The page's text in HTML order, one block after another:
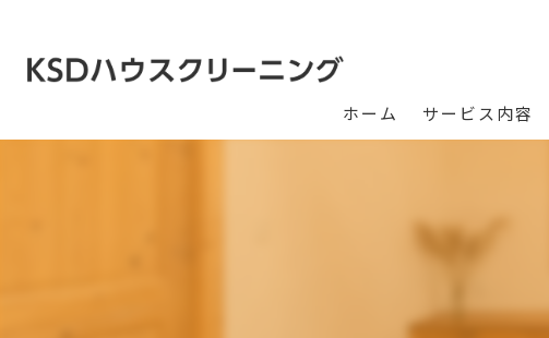
ホーム サービス内容